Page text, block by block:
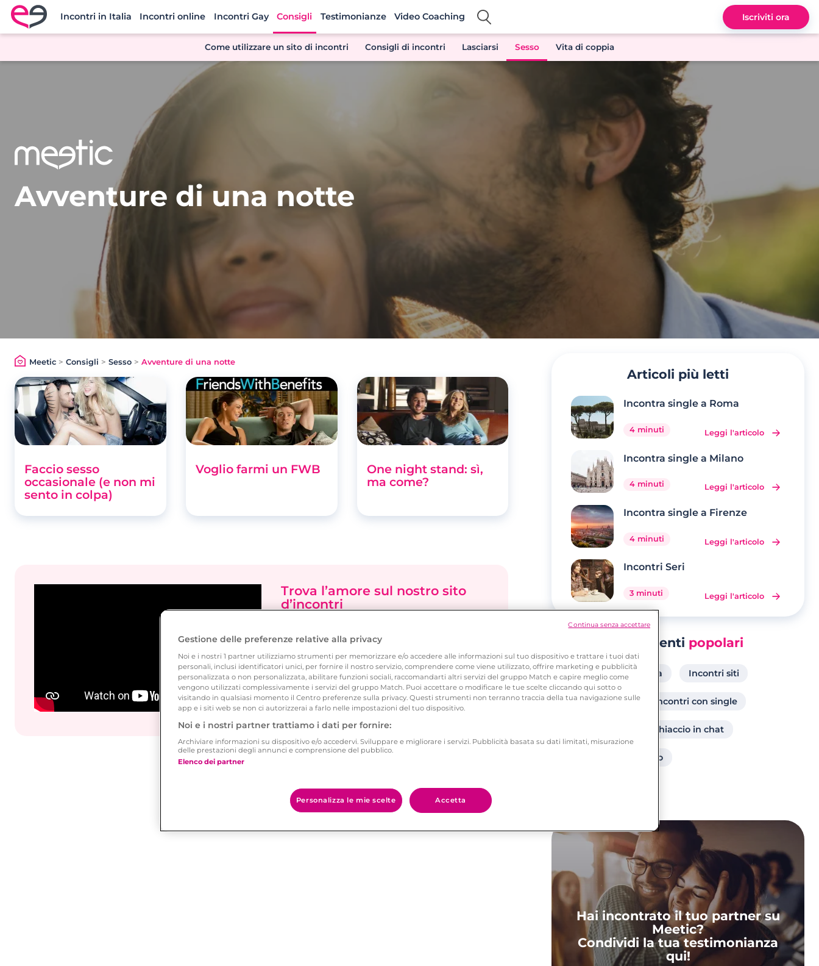
Meetic Italia
Incontri in Italia Incontri online Incontri Gay Consigli Testimonianze Video Coaching Iscriviti ora
Come utilizzare un sito di incontri Consigli di incontri Lasciarsi Sesso Vita di coppia
Avventure di una notte
Meetic> Consigli > Sesso > Avventure di una notte
Faccio sesso
occasionale (e non mi
sento in colpa)
Voglio farmi un FWB
One night stand: sì,
ma come?
Trova l’amore sul nostro sito
d’incontri
inizia a chattare con single disponibili a
iniziare una relazione seria.
Trova il single che fa per te
Articoli più letti
Incontra single a Roma
4 minuti Leggi l'articolo
Incontra single a Milano
4 minuti Leggi l'articolo
Incontra single a Firenze
4 minuti Leggi l'articolo
Incontri Seri
3 minuti Leggi l'articolo
Argomenti popolari
Incontri gay a Catania Incontri siti
Incontri single Incontri con single
Frasi per rompere il ghiaccio in chat
Donne incontri Trento
Hai incontrato il tuo partner su
Meetic?
Condividi la tua testimonianza
qui!
Gestione delle preferenze relative alla privacy
Noi e i nostri 1 partner utilizziamo strumenti per memorizzare e/o accedere alle informazioni sul tuo dispositivo e trattare i tuoi dati
personali, inclusi identificatori unici, per fornire il nostro servizio, comprendere come viene utilizzato, offrire marketing e pubblicità
personalizzata o non personalizzata, abilitare funzioni sociali, raccomandarti altri servizi del gruppo Match e capire meglio come
vengono utilizzati complessivamente i servizi del gruppo Match. Puoi accettare o modificare le tue scelte cliccando qui sotto o
visitando in qualsiasi momento il Centro preferenze sulla privacy. Questi strumenti non terranno traccia della tua navigazione sulle
app e i siti web se non ci autorizzerai a farlo nelle impostazioni del tuo dispositivo.
Noi e i nostri partner trattiamo i dati per fornire:
Archiviare informazioni su dispositivo e/o accedervi. Sviluppare e migliorare i servizi. Pubblicità basata su dati limitati, misurazione
delle prestazioni degli annunci e comprensione del pubblico.
Elenco dei partner
Personalizza le mie scelte Accetta
Continua senza accettare